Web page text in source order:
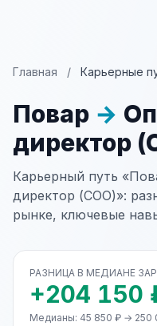
Главная / Карьерные
Повар →
директор
Карьерный путь
директор (COO)»:
рынке, ключевые
РАЗНИЦА В МЕДИАНЕ
+204 150
Медианы: 45 850 ₽ → 250